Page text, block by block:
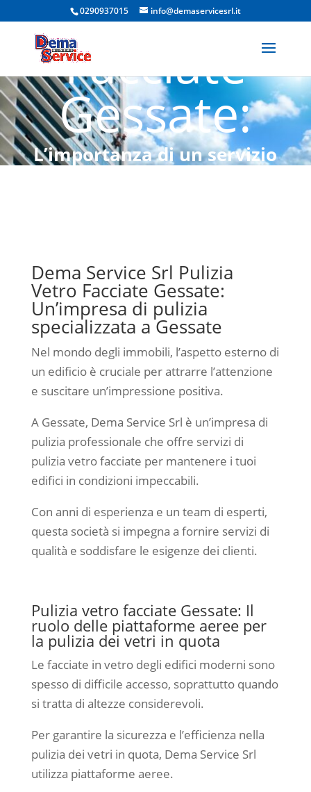
0290937015 info@demaservicesrl.it
Vetro
Facciate
Gessate:
L’importanza di un servizio
professionale
Dema Service Srl Pulizia
Vetro Facciate Gessate:
Un’impresa di pulizia
specializzata a Gessate
Nel mondo degli immobili, l’aspetto esterno di
un edificio è cruciale per attrarre l’attenzione
e suscitare un’impressione positiva.
A Gessate, Dema Service Srl è un’impresa di
pulizia professionale che offre servizi di
pulizia vetro facciate per mantenere i tuoi
edifici in condizioni impeccabili.
Con anni di esperienza e un team di esperti,
questa società si impegna a fornire servizi di
qualità e soddisfare le esigenze dei clienti.
Pulizia vetro facciate Gessate: Il
ruolo delle piattaforme aeree per
la pulizia dei vetri in quota
Le facciate in vetro degli edifici moderni sono
spesso di difficile accesso, soprattutto quando
si tratta di altezze considerevoli.
Per garantire la sicurezza e l’efficienza nella
pulizia dei vetri in quota, Dema Service Srl
utilizza piattaforme aeree.